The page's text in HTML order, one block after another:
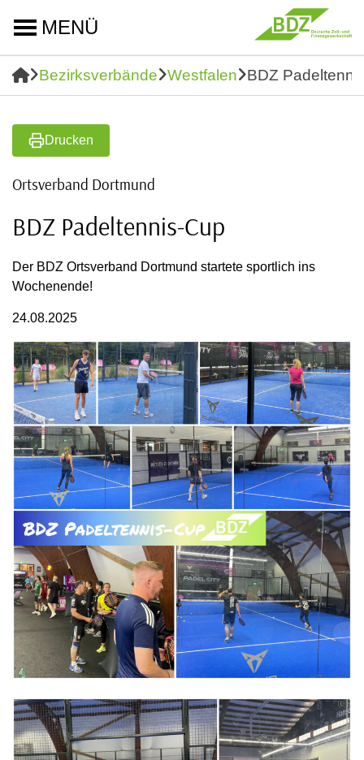
MENÜ
Bezirksverbände Westfalen BDZ
Drucken
Ortsverband Dortmund
BDZ Padeltennis-Cup
Der BDZ Ortsverband Dortmund startete sportlich ins
Wochenende!
24.08.2025